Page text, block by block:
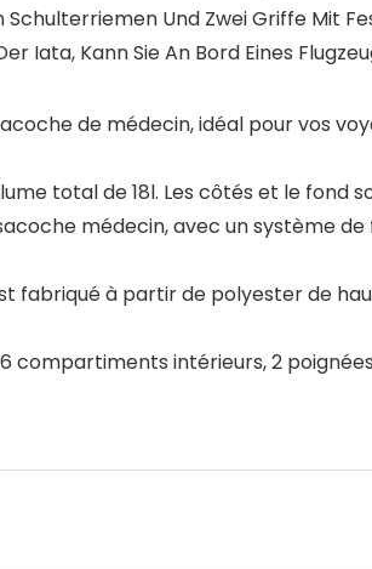
Und Zwei Griffe Mit
Iata, Kann Sie An Bord Eines
de médecin, idéal pour vos
total de 18l. Les côtés et le fond
médecin, avec un système
fabriqué à partir de polyester de
compartiments intérieurs, 2